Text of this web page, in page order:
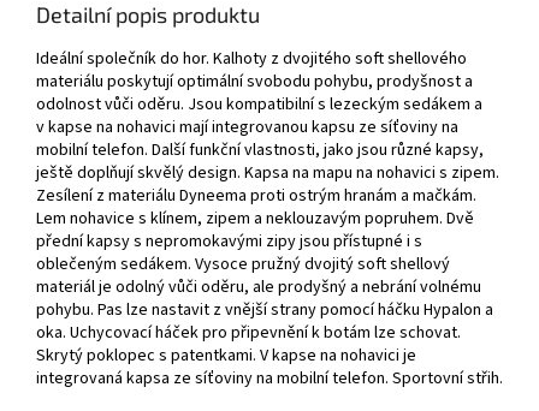
Detailní popis produktu
Ideální společník do hor. Kalhoty z dvojitého soft shellového
materiálu poskytují optimální svobodu pohybu, prodyšnost a
odolnost vůči oděru. Jsou kompatibilní s lezeckým sedákem a
v kapse na nohavici mají integrovanou kapsu ze síťoviny na
mobilní telefon. Další funkční vlastnosti, jako jsou různé kapsy,
ještě doplňují skvělý design. Kapsa na mapu na nohavici s zipem.
Zesílení z materiálu Dyneema proti ostrým hranám a mačkám.
Lem nohavice s klínem, zipem a neklouzavým popruhem. Dvě
přední kapsy s nepromokavými zipy jsou přístupné i s
oblečeným sedákem. Vysoce pružný dvojitý soft shellový
materiál je odolný vůči oděru, ale prodyšný a nebrání volnému
pohybu. Pas lze nastavit z vnější strany pomocí háčku Hypalon a
oka. Uchycovací háček pro připevnění k botám lze schovat.
Skrytý poklopec s patentkami. V kapse na nohavici je
integrovaná kapsa ze síťoviny na mobilní telefon. Sportovní střih.